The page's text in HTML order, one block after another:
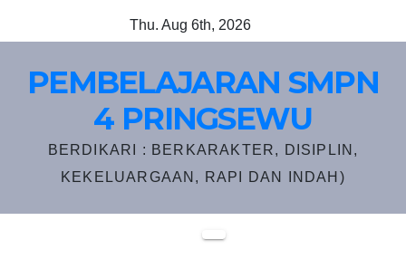
to
Thu. Aug 6th, 2026
PEMBELAJARAN SMPN
4 PRINGSEWU
BERDIKARI : BERKARAKTER, DISIPLIN,
KEKELUARGAAN, RAPI DAN INDAH)